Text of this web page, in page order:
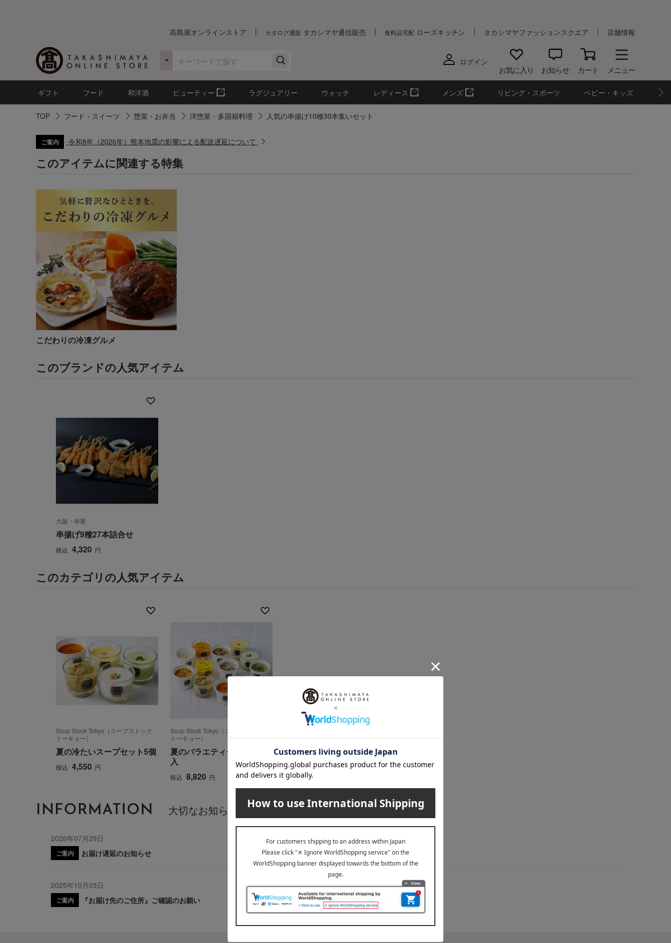
高島屋オンラインストア カタログ通販 タカシマヤ通信販売 食料品宅配 ローズキッチン タカシマヤファッションスクエア 店舗情報
ログイン
お気に入り お知らせ カート メニュー
ギフト フード 和洋酒 ビューティー ラグジュアリー ウォッチ レディース メンズ リビング・スポーツ ベビー・キッズ
TOP フード・スイーツ 惣菜・お弁当 洋惣菜・多国籍料理 人気の串揚げ10種30本集いセット
ご案内 令和8年（2026年）熊本地震の影響による配送遅延について
このアイテムに関連する特集
こだわりの冷凍グルメ
このブランドの人気アイテム
大阪・串重
串揚げ9種27本詰合せ
税込 4,320 円
このカテゴリの人気アイテム
Soup Stock Tokyo（スープストック
トーキョー）
夏の冷たいスープセット5個
税込 4,550 円
Soup Stock Tokyo（スープストック
トーキョー）
夏のバラエティセット12個
入
税込 8,820 円
INFORMATION 大切なお知らせ
2026年07月29日
ご案内 お届け遅延のお知らせ
2025年10月03日
ご案内 『お届け先のご住所』ご確認のお願い